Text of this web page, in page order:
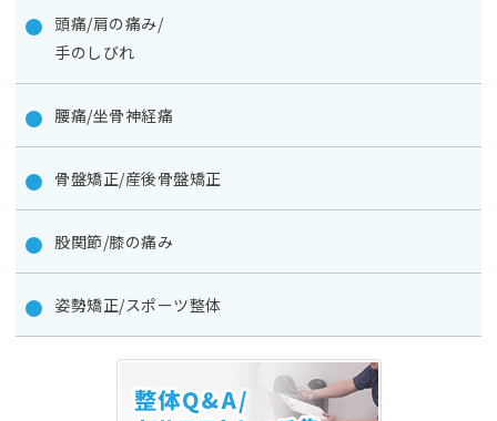
頭痛/肩の痛み/
手のしびれ
腰痛/坐骨神経痛
骨盤矯正/産後骨盤矯正
股関節/膝の痛み
姿勢矯正/スポーツ整体